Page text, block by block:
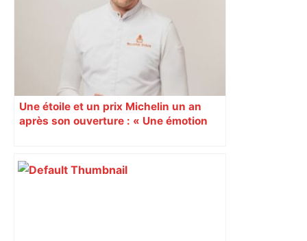
Une étoile et un prix Michelin un an
après son ouverture : « Une émotion